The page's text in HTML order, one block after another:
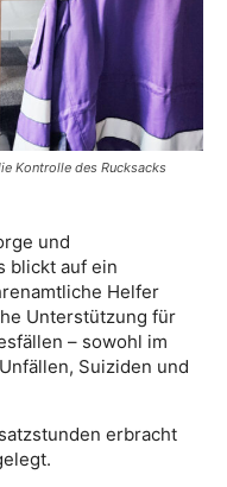
Kontrolle des Rucksacks
und
blickt auf ein
Helfer
Unterstützung für
– sowohl im
Suiziden und
erbracht